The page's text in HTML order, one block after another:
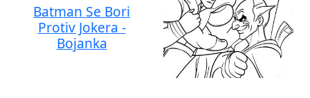
Batman Se Bori
Protiv Jokera -
Bojanka